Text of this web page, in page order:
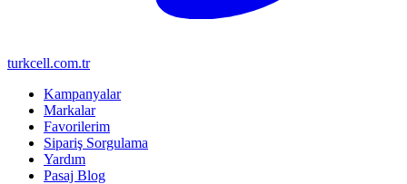
turkcell.com.tr
Kampanyalar
Markalar
Favorilerim
Sipariş Sorgulama
Yardım
Pasaj Blog